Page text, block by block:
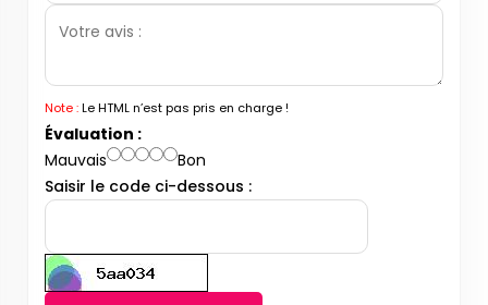
Note :Le HTML n’est pas pris en charge !
Évaluation :
Mauvais
Bon
Saisir le code ci-dessous :